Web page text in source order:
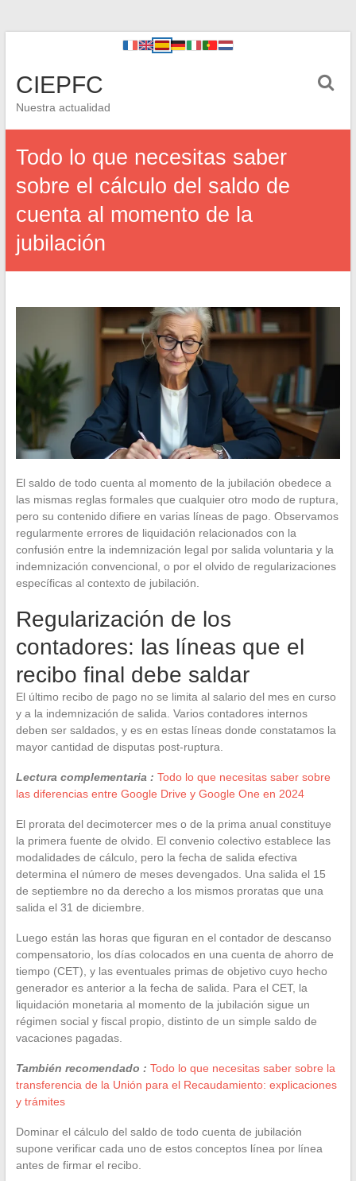
CIEPFC
Nuestra actualidad
Todo lo que necesitas saber
sobre el cálculo del saldo de
cuenta al momento de la
jubilación
El saldo de todo cuenta al momento de la jubilación obedece a
las mismas reglas formales que cualquier otro modo de ruptura,
pero su contenido difiere en varias líneas de pago. Observamos
regularmente errores de liquidación relacionados con la
confusión entre la indemnización legal por salida voluntaria y la
indemnización convencional, o por el olvido de regularizaciones
específicas al contexto de jubilación.
Regularización de los
contadores: las líneas que el
recibo final debe saldar
El último recibo de pago no se limita al salario del mes en curso
y a la indemnización de salida. Varios contadores internos
deben ser saldados, y es en estas líneas donde constatamos la
mayor cantidad de disputas post-ruptura.
Lectura complementaria : Todo lo que necesitas saber sobre
las diferencias entre Google Drive y Google One en 2024
El prorata del decimotercer mes o de la prima anual constituye
la primera fuente de olvido. El convenio colectivo establece las
modalidades de cálculo, pero la fecha de salida efectiva
determina el número de meses devengados. Una salida el 15
de septiembre no da derecho a los mismos proratas que una
salida el 31 de diciembre.
Luego están las horas que figuran en el contador de descanso
compensatorio, los días colocados en una cuenta de ahorro de
tiempo (CET), y las eventuales primas de objetivo cuyo hecho
generador es anterior a la fecha de salida. Para el CET, la
liquidación monetaria al momento de la jubilación sigue un
régimen social y fiscal propio, distinto de un simple saldo de
vacaciones pagadas.
También recomendado : Todo lo que necesitas saber sobre la
transferencia de la Unión para el Recaudamiento: explicaciones
y trámites
Dominar el cálculo del saldo de todo cuenta de jubilación
supone verificar cada uno de estos conceptos línea por línea
antes de firmar el recibo.